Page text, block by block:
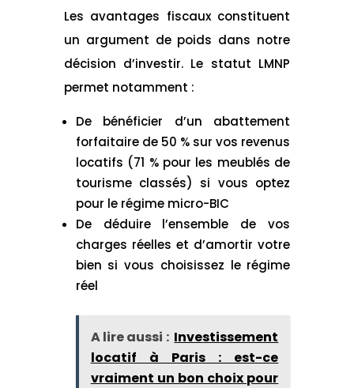
Les avantages fiscaux constituent
un argument de poids dans notre
décision d’investir. Le statut LMNP
permet notamment :
De bénéficier d’un abattement
forfaitaire de 50 % sur vos revenus
locatifs (71 % pour les meublés de
tourisme classés) si vous optez
pour le régime micro-BIC
De déduire l’ensemble de vos
charges réelles et d’amortir votre
bien si vous choisissez le régime
réel
A lire aussi : Investissement
locatif à Paris : est-ce
vraiment un bon choix pour